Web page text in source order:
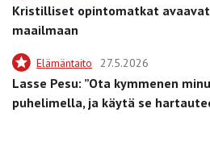
Kristilliset opintomatkat avaavat
maailmaan
Elämäntaito 27.5.2026
Lasse Pesu: ”Ota kymmenen
puhelimella, ja käytä se